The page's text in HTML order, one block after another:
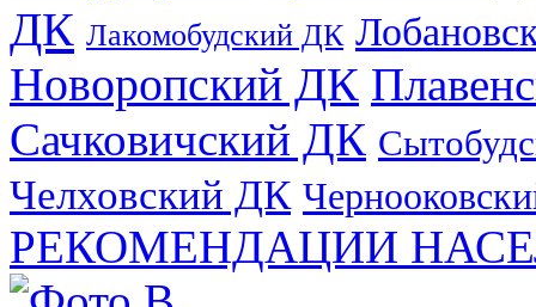
ДК Лакомобудский ДК
Новоропский ДК
Сачковичский ДК
Челховский ДК
РЕКОМЕНДАЦИИ